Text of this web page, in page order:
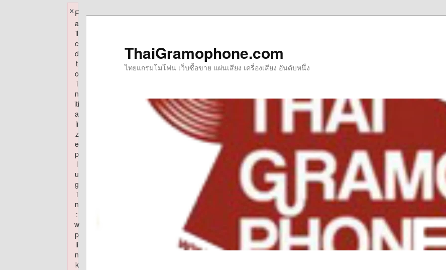
ThaiGramophone.com
ไทยแกรมโมโฟน เว็บซื้อขาย แผ่นเสียง เครื่องเสียง อันดับหนึ่ง
F
a
il
e
d
t
o
i
n
iti
a
li
z
e
p
l
u
g
i
n
:
w
p
li
n
k
×